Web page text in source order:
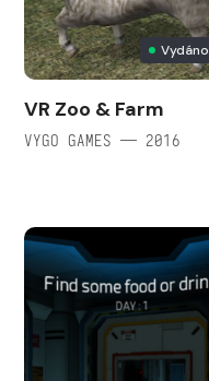
Vydáno
VR Zoo & Farm
VYGO GAMES — 2016